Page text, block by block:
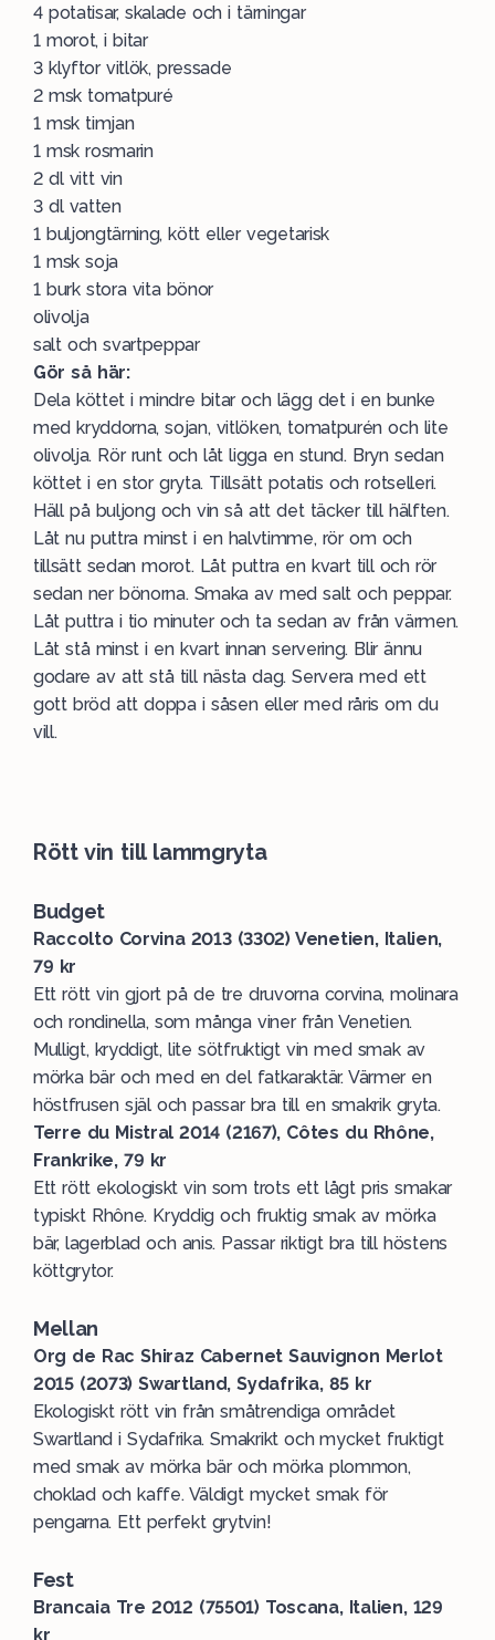
4 potatisar, skalade och i tärningar
1 morot, i bitar
3 klyftor vitlök, pressade
2 msk tomatpuré
1 msk timjan
1 msk rosmarin
2 dl vitt vin
3 dl vatten
1 buljongtärning, kött eller vegetarisk
1 msk soja
1 burk stora vita bönor
olivolja
salt och svartpeppar
Gör så här:
Dela köttet i mindre bitar och lägg det i en bunke
med kryddorna, sojan, vitlöken, tomatpurén och lite
olivolja. Rör runt och låt ligga en stund. Bryn sedan
köttet i en stor gryta. Tillsätt potatis och rotselleri.
Häll på buljong och vin så att det täcker till hälften.
Låt nu puttra minst i en halvtimme, rör om och
tillsätt sedan morot. Låt puttra en kvart till och rör
sedan ner bönorna. Smaka av med salt och peppar.
Låt puttra i tio minuter och ta sedan av från värmen.
Låt stå minst i en kvart innan servering. Blir ännu
godare av att stå till nästa dag. Servera med ett
gott bröd att doppa i såsen eller med råris om du
vill.
Rött vin till lammgryta
Budget
Raccolto Corvina 2013 (3302) Venetien, Italien,
79 kr
Ett rött vin gjort på de tre druvorna corvina, molinara
och rondinella, som många viner från Venetien.
Mulligt, kryddigt, lite sötfruktigt vin med smak av
mörka bär och med en del fatkaraktär. Värmer en
höstfrusen själ och passar bra till en smakrik gryta.
Terre du Mistral 2014 (2167), Côtes du Rhône,
Frankrike, 79 kr
Ett rött ekologiskt vin som trots ett lågt pris smakar
typiskt Rhône. Kryddig och fruktig smak av mörka
bär, lagerblad och anis. Passar riktigt bra till höstens
köttgrytor.
Mellan
Org de Rac Shiraz Cabernet Sauvignon Merlot
2015 (2073) Swartland, Sydafrika, 85 kr
Ekologiskt rött vin från småtrendiga området
Swartland i Sydafrika. Smakrikt och mycket fruktigt
med smak av mörka bär och mörka plommon,
choklad och kaffe. Väldigt mycket smak för
pengarna. Ett perfekt grytvin!
Fest
Brancaia Tre 2012 (75501) Toscana, Italien, 129
kr